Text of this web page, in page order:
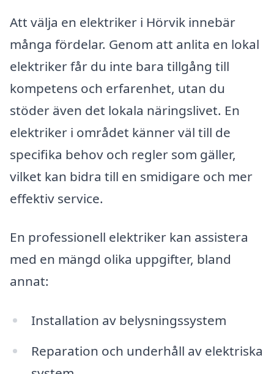
Att välja en elektriker i Hörvik innebär
många fördelar. Genom att anlita en lokal
elektriker får du inte bara tillgång till
kompetens och erfarenhet, utan du
stöder även det lokala näringslivet. En
elektriker i området känner väl till de
specifika behov och regler som gäller,
vilket kan bidra till en smidigare och mer
effektiv service.
En professionell elektriker kan assistera
med en mängd olika uppgifter, bland
annat:
Installation av belysningssystem
Reparation och underhåll av elektriska